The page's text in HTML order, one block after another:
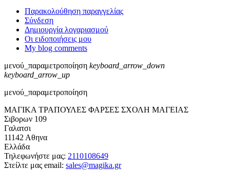
Παρακολούθηση παραγγελίας
Σύνδεση
Δημιουργία λογαριασμού
Οι ειδοποιήσεις μου
My blog comments
μενού_παραμετροποίηση keyboard_arrow_down
keyboard_arrow_up
μενού_παραμετροποίηση
ΜΑΓΙΚΑ ΤΡΑΠΟΥΛΕΣ ΦΑΡΣΕΣ ΣΧΟΛΗ ΜΑΓΕΙΑΣ
Σιβορων 109
Γαλατσι
11142 Αθηνα
Ελλάδα
Τηλεφωνήστε μας: 2110108649
Στείλτε μας email: sales@magika.gr